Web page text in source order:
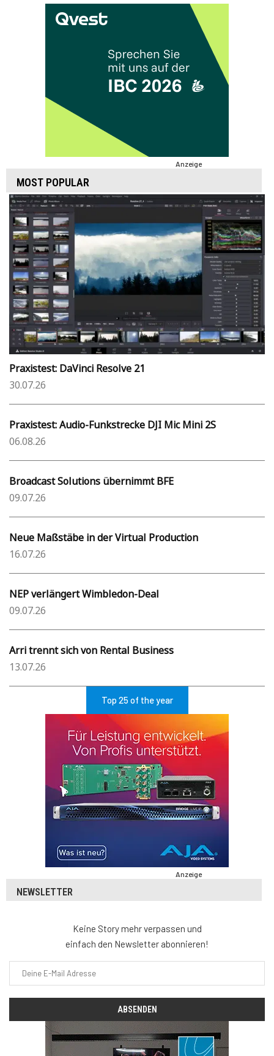
Anzeige
MOST POPULAR
Praxistest: DaVinci Resolve 21
30.07.26
Praxistest: Audio-Funkstrecke DJI Mic Mini 2S
06.08.26
Broadcast Solutions übernimmt BFE
09.07.26
Neue Maßstäbe in der Virtual Production
16.07.26
NEP verlängert Wimbledon-Deal
09.07.26
Arri trennt sich von Rental Business
13.07.26
Top 25 of the year
Anzeige
NEWSLETTER
Keine Story mehr verpassen und
einfach den Newsletter abonnieren!